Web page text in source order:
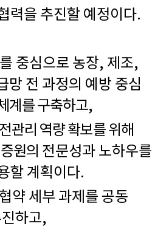
력을 추진할 예정이다.
중심으로 농장, 제조,
망 전 과정의 예방 중심
계를 구축하고,
관리 역량 확보를 위해
원의 전문성과 노하우를
할 계획이다.
약 세부 과제를 공동
하고,